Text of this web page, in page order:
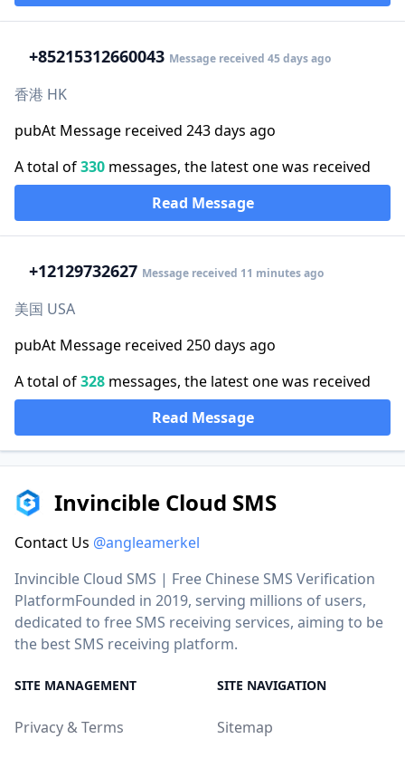
+85215312660043 Message received 45 days ago
香港 HK
pubAt Message received 243 days ago
A total of330 messages, the latest one was received
Read Message
+12129732627 Message received 11 minutes ago
美国 USA
pubAt Message received 250 days ago
A total of328 messages, the latest one was received
Read Message
Invincible Cloud SMS
Contact Us @angleamerkel
Invincible Cloud SMS | Free Chinese SMS Verification
PlatformFounded in 2019, serving millions of users,
dedicated to free SMS receiving services, aiming to be
the best SMS receiving platform.
SITE MANAGEMENT
Privacy & Terms
SITE NAVIGATION
Sitemap